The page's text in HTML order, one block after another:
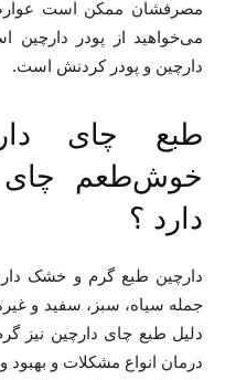
مصرفشان ممکن است
می‌خواهید از پودر دارچین
دارچین و پودر کردنش است.
طبع چای
خوش‌طعم چای
دارد ؟
دارچین طبع گرم و خشک
جمله سیاه، سبز، سفید و
دلیل طبع چای دارچین نیز
درمان انواع مشکلات و